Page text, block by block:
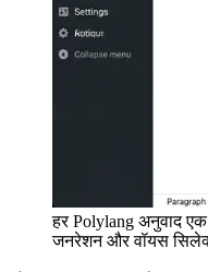
हर Polylang अनुवाद
जनरेशन और वॉयस